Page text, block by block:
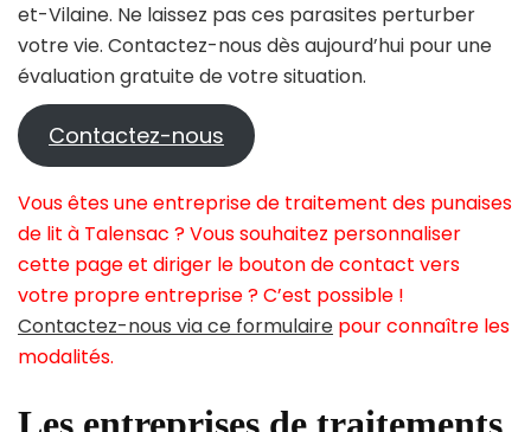
et-Vilaine. Ne laissez pas ces parasites perturber
votre vie. Contactez-nous dès aujourd’hui pour une
évaluation gratuite de votre situation.
Contactez-nous
Vous êtes une entreprise de traitement des punaises
de lit à Talensac ? Vous souhaitez personnaliser
cette page et diriger le bouton de contact vers
votre propre entreprise ? C’est possible !
Contactez-nous via ce formulaire pour connaître les
modalités.